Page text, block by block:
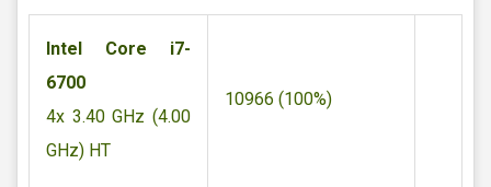
Intel Core i7-
6700
4x 3.40 GHz (4.00
GHz) HT
10966 (100%)